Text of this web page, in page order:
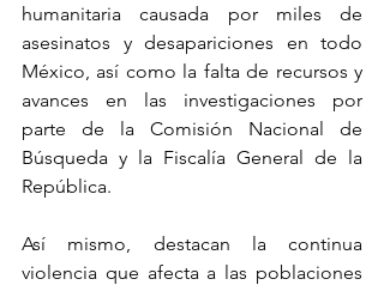
humanitaria causada por miles de
asesinatos y desapariciones en todo
México, así como la falta de recursos y
avances en las investigaciones por
parte de la Comisión Nacional de
Búsqueda y la Fiscalía General de la
República.
Así mismo, destacan la continua
violencia que afecta a las poblaciones